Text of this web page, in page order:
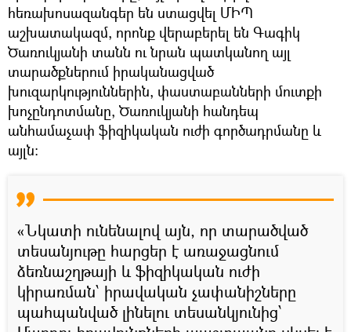
հեռախոսազանգեր են ստացվել ՄԻՊ
աշխատակազմ, որոնք վերաբերել են Գագիկ
Ծառուկյանի տանն ու նրան պատկանող այլ
տարածքներում իրականացված
խուզարկություններին, փաստաբանների մուտքի
խոչընդոտմանը, Ծառուկյանի հանդեպ
անհամաչափ ֆիզիկական ուժի գործադրմանը և
այլն։
«Նկատի ունենալով այն, որ տարածված
տեսանյութը հարցեր է առաջացնում
ձեռնաշղթայի և ֆիզիկական ուժի
կիրառման՝ իրավական չափանիշները
պահպանված լինելու տեսանկյունից՝